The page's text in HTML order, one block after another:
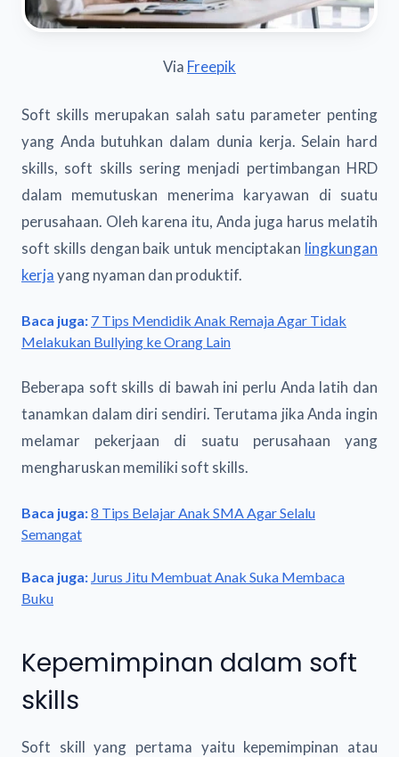
Via Freepik
Soft skills merupakan salah satu parameter penting
yang Anda butuhkan dalam dunia kerja. Selain hard
skills, soft skills sering menjadi pertimbangan HRD
dalam memutuskan menerima karyawan di suatu
perusahaan. Oleh karena itu, Anda juga harus melatih
soft skills dengan baik untuk menciptakan lingkungan
kerjayang nyaman dan produktif.
Baca juga: 7 Tips Mendidik Anak Remaja Agar Tidak
Melakukan Bullying ke Orang Lain
Beberapa soft skills di bawah ini perlu Anda latih dan
tanamkan dalam diri sendiri. Terutama jika Anda ingin
melamar pekerjaan di suatu perusahaan yang
mengharuskan memiliki soft skills.
Baca juga:8 Tips Belajar Anak SMA Agar Selalu
Semangat
Baca juga: Jurus Jitu Membuat Anak Suka Membaca
Buku
Kepemimpinan dalam soft
skills
Soft skill yang pertama yaitu kepemimpinan atau